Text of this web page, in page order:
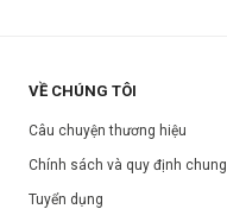
VỀ CHÚNG TÔI
Câu chuyện thương hiệu
Chính sách và quy định chung
Tuyển dụng